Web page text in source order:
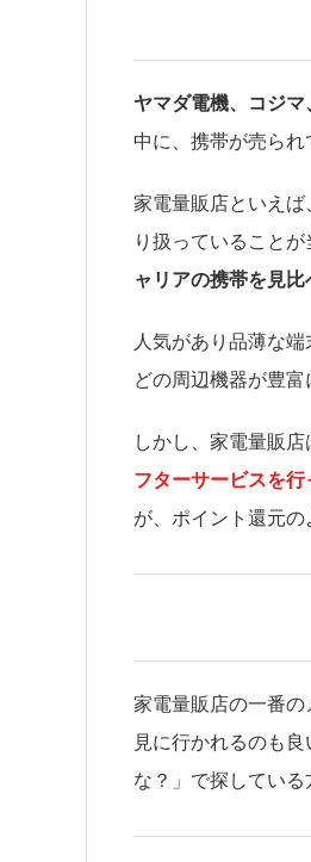
ヤマダ電機、コジマ
中に、携帯が売ら
家電量販店といえ
り扱っていること
ャリアの携帯を見
人気があり品薄な
どの周辺機器が豊富
しかし、家電量販
フターサービスを
が、ポイント還元の
家電量販店の一番
見に行かれるのも
な？」で探してい